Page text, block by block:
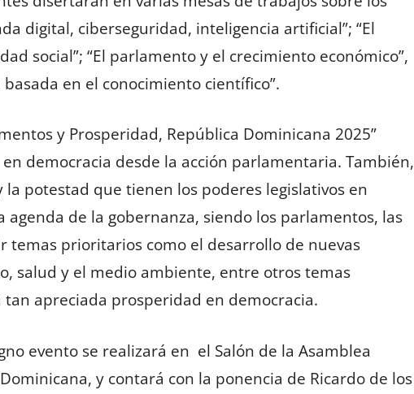
digital, ciberseguridad, inteligencia artificial”; “El
social”; “El parlamento y el crecimiento económico”,
en el conocimiento científico”.
y Prosperidad, República Dominicana 2025”
democracia desde la acción parlamentaria. También,
potestad que tienen los poderes legislativos en
de la gobernanza, siendo los parlamentos, las
temas prioritarios como el desarrollo de nuevas
salud y el medio ambiente, entre otros temas
apreciada prosperidad en democracia.
evento se realizará en el Salón de la Asamblea
y contará con la ponencia de Ricardo de los